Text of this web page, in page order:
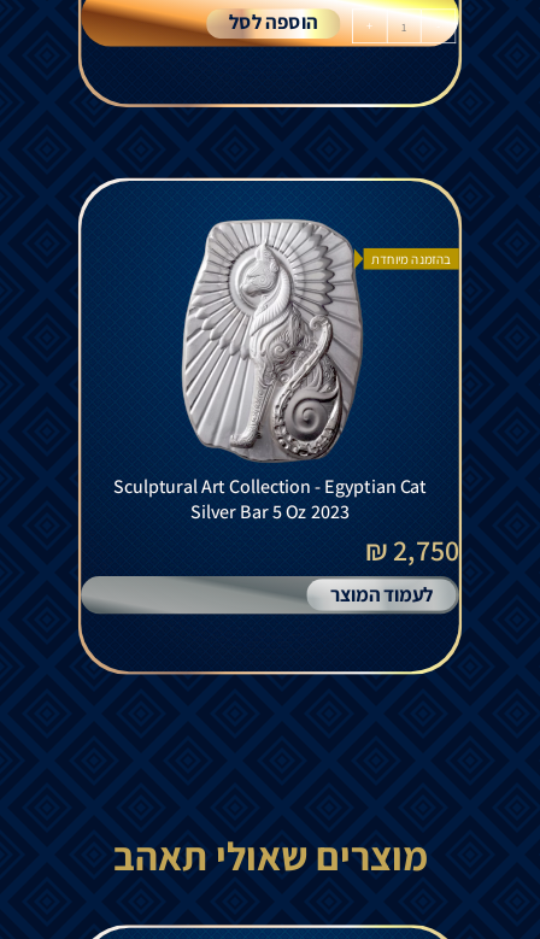
-
+ הוספה לסל
בהזמנה מיוחדת
Sculptural Art Collection - Egyptian Cat
Silver Bar 5 Oz 2023
2,750 ₪
לעמוד המוצר
מוצרים שאולי תאהב